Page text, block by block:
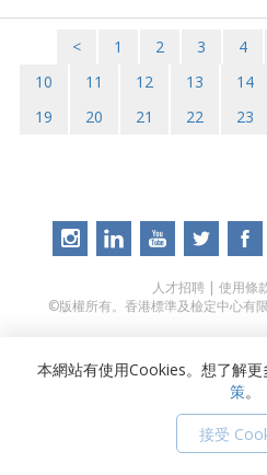
< 1 2 3 4
10
11 12 13 14
19
20 21 22 23
人才招聘 | 使用條
©版權所有。香港標準及檢定中心有
本網站有使用Cookies。想了解
策。
接受